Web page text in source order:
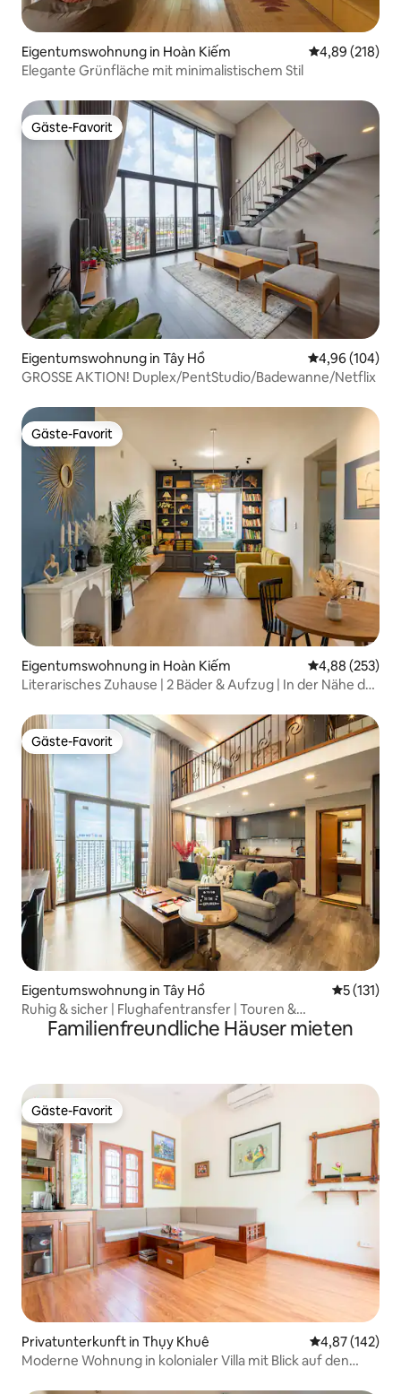
Eigentumswohnung in Hoàn Kiếm
4,89 (218)
Elegante Grünfläche mit minimalistischem Stil
Gäste-Favorit
Gäste-Favorit
Eigentumswohnung in Tây Hồ
4,96 (104)
GROSSE AKTION! Duplex/PentStudio/Badewanne/Netflix
Gäste-Favorit
Gäste-Favorit
Eigentumswohnung in Hoàn Kiếm
4,88 (253)
Literarisches Zuhause | 2 Bäder & Aufzug | In der Nähe der
Gäste-Favorit
Gäste-Favorit
Eigentumswohnung in Tây Hồ
5 (131)
Ruhig & sicher | Flughafentransfer | Touren &
Dienstleistungen
Familienfreundliche Häuser mieten
Gäste-Favorit
Gäste-Favorit
Privatunterkunft in Thụy Khuê
4,87 (142)
Moderne Wohnung in kolonialer Villa mit Blick auf den